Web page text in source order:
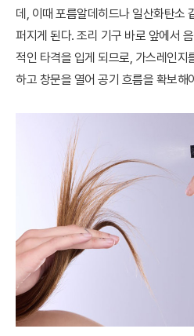
데, 이때 포름알데히드나 일산화탄소
퍼지게 된다. 조리 기구 바로 앞에서
적인 타격을 입게 되므로, 가스레인지
하고 창문을 열어 공기 흐름을 확보해